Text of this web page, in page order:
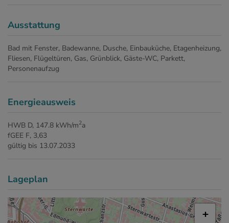
Ausstattung
Bad mit Fenster Badewanne Dusche Einbauküche Etagenheizung
Fliesen Flügeltüren Gas Grünblick Gäste-WC Parkett
Personenaufzug
Energieausweis
HWB D, 147.8 kWh/m2a
fGEE F, 3,63
gültig bis 13.07.2033
Lageplan
+